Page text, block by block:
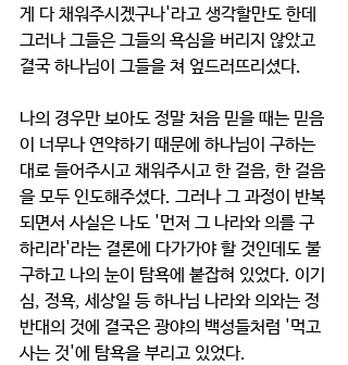
게 다 채워주시겠구나'라고 생각할만도 한데
그러나 그들은 그들의 욕심을 버리지 않았고
결국 하나님이 그들을 쳐 엎드러뜨리셨다.
나의 경우만 보아도 정말 처음 믿을 때는 믿음
이 너무나 연약하기 때문에 하나님이 구하는
대로 들어주시고 채워주시고 한 걸음, 한 걸음
을 모두 인도해주셨다. 그러나 그 과정이 반복
되면서 사실은 나도 '먼저 그 나라와 의를 구
하리라'라는 결론에 다가가야 할 것인데도 불
구하고 나의 눈이 탐욕에 붙잡혀 있었다. 이기
심, 정욕, 세상일 등 하나님 나라와 의와는 정
반대의 것에 결국은 광야의 백성들처럼 '먹고
사는 것'에 탐욕을 부리고 있었다.